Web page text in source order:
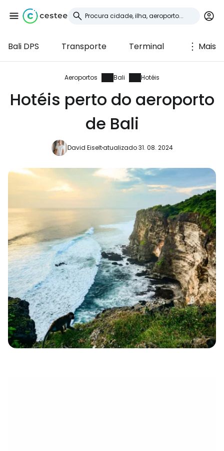
Bali DPS Transporte Terminal Mais
Aeroportos Bali Hotéis
Hotéis perto do aeroporto
de Bali
David Eiseltatualizado 31. 08. 2024
Iniciar sessão no
Cestee
... a comunidade mundial de viajantes
Continuar com o Facebook
Continuar com o correio
eletrónico